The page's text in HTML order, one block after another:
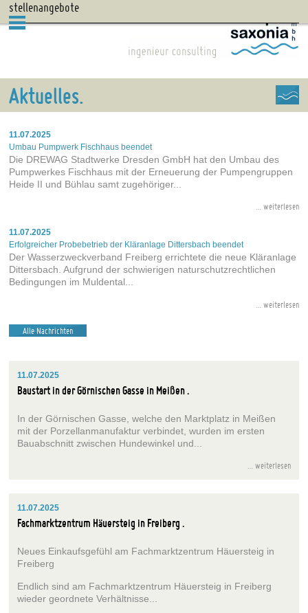
stellenangebote
Aktuelles
11.07.2025
Umbau Pumpwerk Fischhaus beendet
Die DREWAG Stadtwerke Dresden GmbH hat den Umbau des
Pumpwerkes Fischhaus mit der Erneuerung der Pumpengruppen
Heide II und Bühlau samt zugehöriger...
weiterlesen
11.07.2025
Erfolgreicher Probebetrieb der Kläranlage Dittersbach beendet
Der Wasserzweckverband Freiberg errichtete die neue Kläranlage
Dittersbach. Aufgrund der schwierigen naturschutzrechtlichen
Bedingungen im Muldental...
weiterlesen
Alle Nachrichten
11.07.2025
Baustart in der Görnischen Gasse in Meißen
In der Görnischen Gasse, welche den Marktplatz in Meißen
mit der Porzellanmanufaktur verbindet, wurden im ersten
Bauabschnitt zwischen Hundewinkel und...
weiterlesen
11.07.2025
Fachmarktzentrum Häuersteig in Freiberg
Neues Einkaufsgefühl am Fachmarktzentrum Häuersteig in
Freiberg
Endlich sind am Fachmarktzentrum Häuersteig in Freiberg
wieder geordnete Verhältnisse...